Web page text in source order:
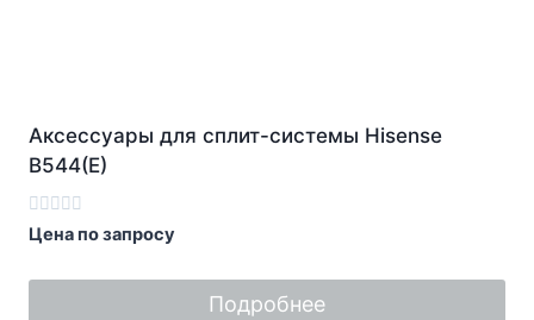
Аксессуары для сплит-системы Hisense
B544(E)
Оценка
0
5
Цена по запросу
Подробнее